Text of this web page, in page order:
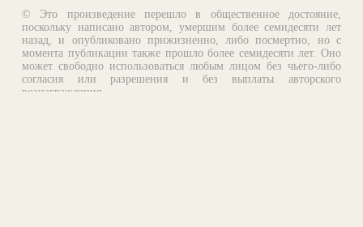
© Это произведение перешло в общественное достояние,
поскольку написано автором, умершим более семидесяти лет
назад, и опубликовано прижизненно, либо посмертно, но с
момента публикации также прошло более семидесяти лет. Оно
может свободно использоваться любым лицом без чьего-либо
согласия или разрешения и без выплаты авторского
вознаграждения.